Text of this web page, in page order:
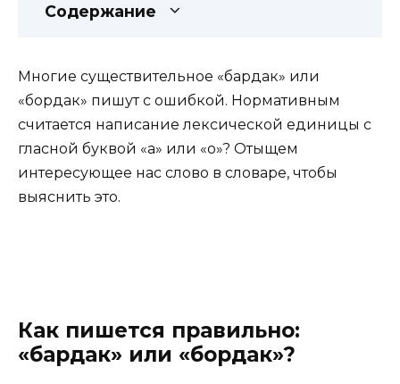
Содержание
Многие существительное «бардак» или
«бордак» пишут с ошибкой. Нормативным
считается написание лексической единицы с
гласной буквой «а» или «о»? Отыщем
интересующее нас слово в словаре, чтобы
выяснить это.
Как пишется правильно:
«бардак» или «бордак»?